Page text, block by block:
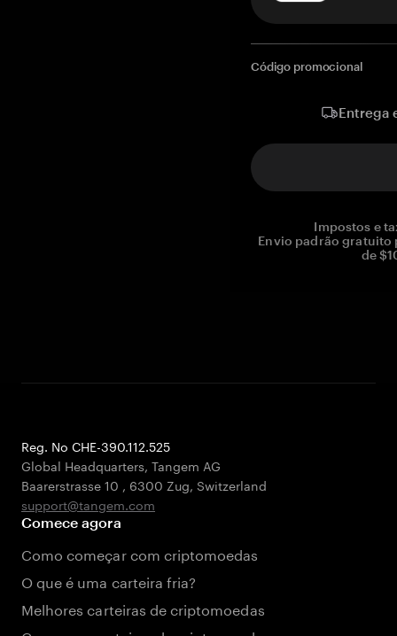
Código promocional
Entrega
Impostos e
Envio padrão gratuito
de
Reg. No CHE-390.112.525
Global Headquarters, Tangem AG
Baarerstrasse 10 , 6300 Zug, Switzerland
support@tangem.com
Comece agora
Como começar com criptomoedas
O que é uma carteira fria?
Melhores carteiras de criptomoedas